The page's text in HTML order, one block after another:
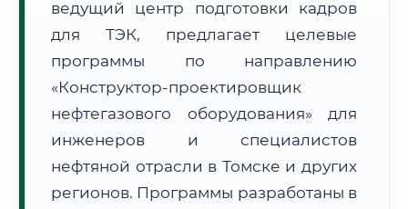
• Маршрут транзита:~207 км
📜 Документы и аккредитация ФИС ФРДО
ведущий центр подготовки кадров
для ТЭК, предлагает целевые
программы по направлению
«Конструктор-проектировщик
нефтегазового оборудования» для
инженеров и специалистов
нефтяной отрасли в Томске и других
регионов. Программы разработаны в